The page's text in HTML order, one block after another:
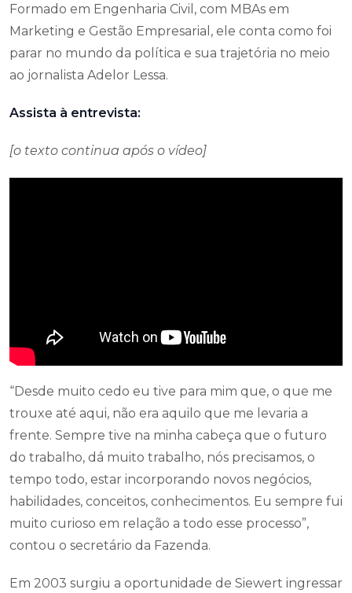
Formado em Engenharia Civil, com MBAs em
Marketing e Gestão Empresarial, ele conta como foi
parar no mundo da política e sua trajetória no meio
ao jornalista Adelor Lessa.
Assista à entrevista:
[o texto continua após o vídeo]
“Desde muito cedo eu tive para mim que, o que me
trouxe até aqui, não era aquilo que me levaria a
frente. Sempre tive na minha cabeça que o futuro
do trabalho, dá muito trabalho, nós precisamos, o
tempo todo, estar incorporando novos negócios,
habilidades, conceitos, conhecimentos. Eu sempre fui
muito curioso em relação a todo esse processo”,
contou o secretário da Fazenda.
Em 2003 surgiu a oportunidade de Siewert ingressar